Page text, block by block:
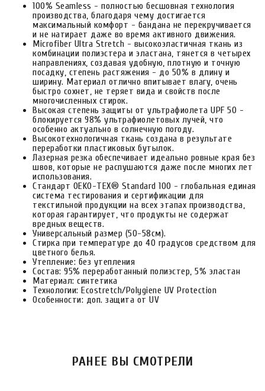
100% Seamless - полностью бесшовная технология
производства, благодаря чему достигается
максимальный комфорт - бандана не перекручивается
и не натирает даже во время активного движения.
Microfiber Ultra Stretch - высокоэластичная ткань из
комбинации полиэстера и эластана, тянется в четырех
направлениях, создавая удобную, плотную и точную
посадку, степень растяжения - до 50% в длину и
ширину. Материал отлично впитывает влагу, очень
быстро сохнет, не теряет вида и свойств после
многочисленных стирок.
Высокая степень защиты от ультрафиолета UPF 50 -
блокируется 98% ультрафиолетовых лучей, что
особенно актуально в солнечную погоду.
Высокотехнологичная ткань создана в результате
переработки пластиковых бутылок.
Лазерная резка обеспечивает идеально ровные края без
швов, которые не распушаются даже после многих лет
использования.
Стандарт OEKO-TEX® Standard 100 - глобальная единая
система тестирования и сертификации для
текстильной продукции на всех этапах производства,
которая гарантирует, что продукты не содержат
вредных веществ.
Универсальный размер (50-58см).
Стирка при температуре до 40 градусов средством для
цветного белья.
Утепление: без утепления
Состав: 95% переработанный полиэстер, 5% эластан
Материал: синтетика
Технологии: Ecostretch/Polygiene UV Protection
Особенности: доп. защита от UV
РАНЕЕ ВЫ СМОТРЕЛИ